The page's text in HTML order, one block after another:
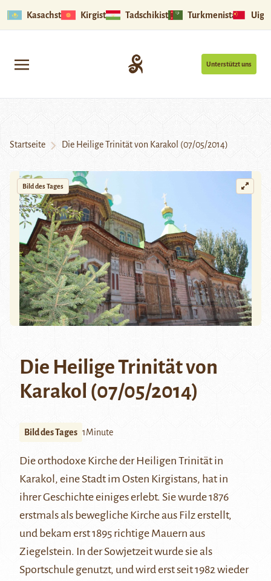
Kasachstan Kirgistan Tadschikistan Turkmenistan
Unterstützt uns
Startseite Die Heilige Trinität von Karakol (07/05/2014)
Bild des Tages
Die Heilige Trinität von
Karakol (07/05/2014)
Bild des Tages 1Minute
Die orthodoxe Kirche der Heiligen Trinität in
Karakol, eine Stadt im Osten Kirgistans, hat in
ihrer Geschichte einiges erlebt. Sie wurde 1876
erstmals als bewegliche Kirche aus Filz erstellt,
und bekam erst 1895 richtige Mauern aus
Ziegelstein. In der Sowjetzeit wurde sie als
Sportschule genutzt, und wird erst seit 1982 wieder